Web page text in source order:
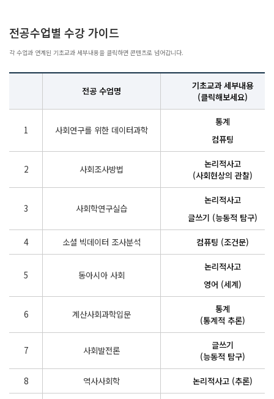
전공수업별 수강 가이드
각 수업과 연계된 기초교과 세부내용을 클릭하면 콘텐츠로 넘어갑니다.
전공 수업명
기초교과 세부내용
(클릭해보세요)
1 사회연구를 위한 데이터과학
통계
컴퓨팅
2 사회조사방법
논리적사고
(사회현상의 관찰)
3 사회학연구실습
논리적사고
글쓰기 (능동적 탐구)
4 소셜 빅데이터 조사분석 컴퓨팅 (조건문)
5 동아시아 사회
논리적사고
영어 (세계)
6 계산사회과학입문
통계
(통계적 추론)
7 사회발전론
글쓰기
(능동적 탐구)
8 역사사회학 논리적사고 (추론)